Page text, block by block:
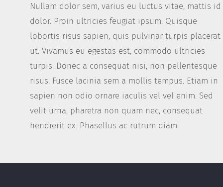
Nullam dolor sem, varius eu luctus vitae, mattis id
dolor. Proin ultricies feugiat ipsum. Quisque
lobortis risus sapien, quis pulvinar turpis placerat
ut. Vivamus eu egestas est, commodo ultricies
turpis. Donec a consequat nisi, non pellentesque
risus. Fusce lacinia sem a mollis tempus. Etiam in
sapien non odio ornare iaculis vel vel enim. Sed
velit urna, pharetra non quam nec, consequat
hendrerit ex. Phasellus ac rutrum diam.